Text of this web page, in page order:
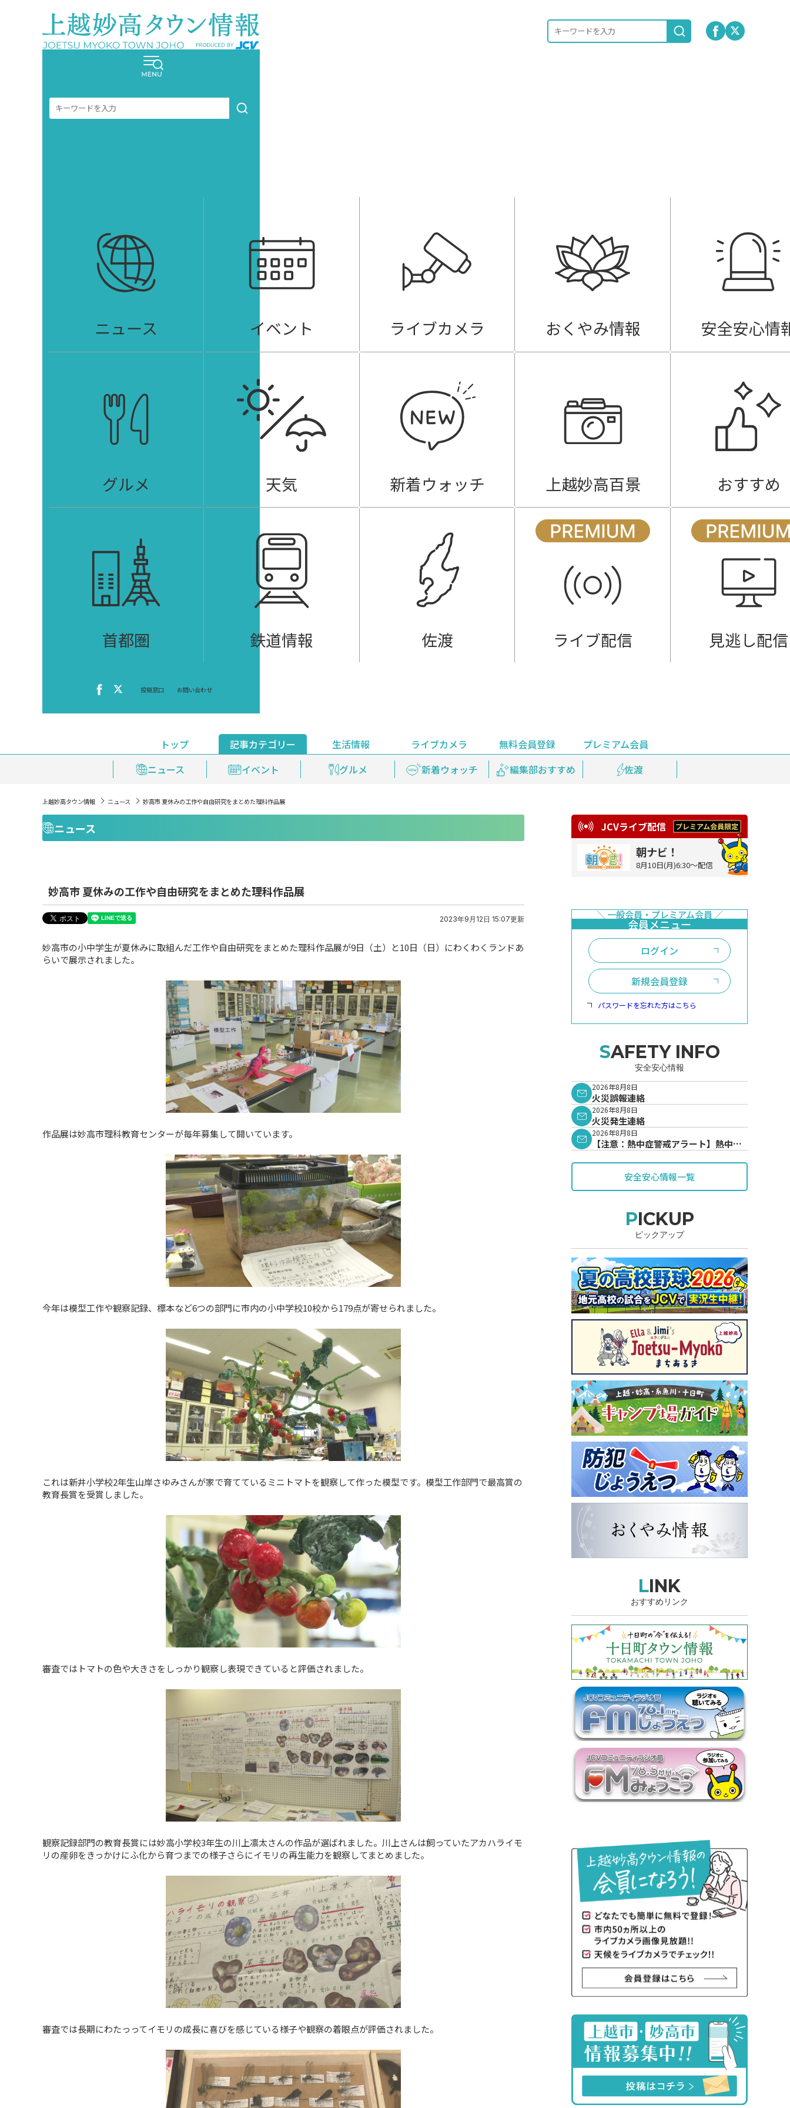
ニュース イベント ライブカメラ おくやみ情報 安全安心情
グルメ 天気 新着ウォッチ 上越妙高百景 おすすめ
首都圏 鉄道情報 佐渡 ライブ配信 見逃し配信
投稿窓口 お問い合わせ
トップ
記事カテゴリー
ニュース
イベント グルメ 新着ウォッチ 編集部おすすめ 佐渡
生活情報
おくやみ情報
安全安心情報 天気 上越妙高百景 鉄道情報
ライブカメラ 無料会員登録
プレミアム会員
ライブ配信
見逃し配信 プレミアム会員登録
上越妙高タウン情報 ニュース 妙高市 夏休みの工作や自由研究をまとめた理科作品展
ニュース
妙高市 夏休みの工作や自由研究をまとめた理科作品展
2023年9月12日 15:07更新
妙高市の小中学生が夏休みに取組んだ工作や自由研究をまとめた理科作品展が9日（土）と10日（日）にわくわくランドあ
らいで展示されました。
作品展は妙高市理科教育センターが毎年募集して開いています。
今年は模型工作や観察記録、標本など6つの部門に市内の小中学校10校から179点が寄せられました。
これは新井小学校2年生山岸さゆみさんが家で育てているミニトマトを観察して作った模型です。模型工作部門で最高賞の
教育長賞を受賞しました。
審査ではトマトの色や大きさをしっかり観察し表現できていると評価されました。
観察記録部門の教育長賞には妙高小学校3年生の川上凛太さんの作品が選ばれました。川上さんは飼っていたアカハライモ
リの産卵をきっかけにふ化から育つまでの様子さらにイモリの再生能力を観察してまとめました。
審査では長期にわたっってイモリの成長に喜びを感じている様子や観察の着眼点が評価されました。
JCVライブ配信
朝ナビ！
8月10日(月)6:30～配信
ログイン
新規会員登録
パスワードを忘れた方はこちら
SAFETY INFO
安全安心情報
2026年8月8日
火災誤報連絡
2026年8月8日
火災発生連絡
2026年8月8日
【注意：熱中症警戒アラート】熱中症
安全安心情報一覧
PICKUP
ピックアップ
LINK
おすすめリンク